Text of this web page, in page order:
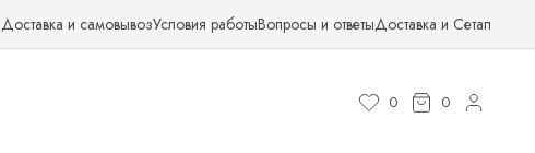
Доставка и самовывозУсловия работыВопросы и ответыДоставка и Сетап
0 0